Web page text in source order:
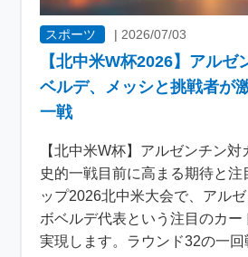
スポーツ | 2026/07/03
【北中米W杯2026】アルゼ
ベルデ、メッシと挑戦者が
一戦
【北中米W杯】アルゼンチン
史的一戦目前に高まる期待と注
ップ2026北中米大会で、アル
ボベルデ代表という注目のカ
実現します。ラウンド32の一